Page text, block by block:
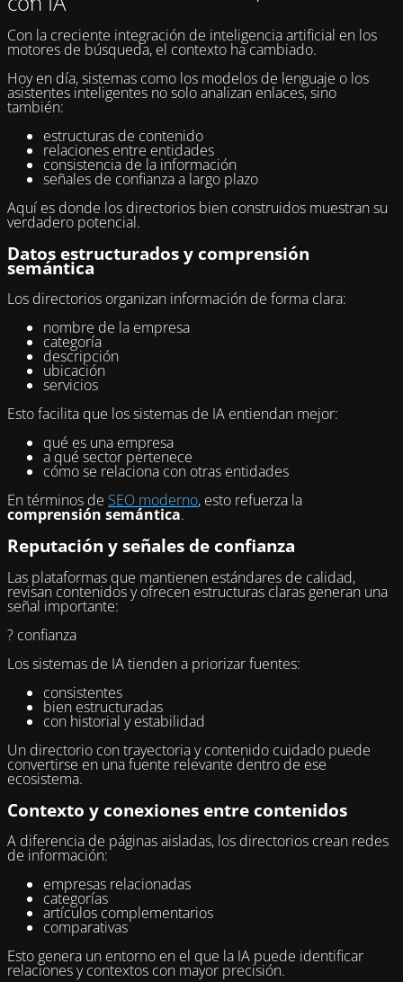
Con la creciente integración de inteligencia artificial en los
motores de búsqueda, el contexto ha cambiado.
Hoy en día, sistemas como los modelos de lenguaje o los
asistentes inteligentes no solo analizan enlaces, sino
también:
estructuras de contenido
relaciones entre entidades
consistencia de la información
señales de confianza a largo plazo
Aquí es donde los directorios bien construidos muestran su
verdadero potencial.
Datos estructurados y comprensión
semántica
Los directorios organizan información de forma clara:
nombre de la empresa
categoría
descripción
ubicación
servicios
Esto facilita que los sistemas de IA entiendan mejor:
qué es una empresa
a qué sector pertenece
cómo se relaciona con otras entidades
En términos de SEO moderno, esto refuerza la
comprensión semántica.
Reputación y señales de confianza
Las plataformas que mantienen estándares de calidad,
revisan contenidos y ofrecen estructuras claras generan una
señal importante:
? confianza
Los sistemas de IA tienden a priorizar fuentes:
consistentes
bien estructuradas
con historial y estabilidad
Un directorio con trayectoria y contenido cuidado puede
convertirse en una fuente relevante dentro de ese
ecosistema.
Contexto y conexiones entre contenidos
A diferencia de páginas aisladas, los directorios crean redes
de información:
empresas relacionadas
categorías
artículos complementarios
comparativas
Esto genera un entorno en el que la IA puede identificar
relaciones y contextos con mayor precisión.